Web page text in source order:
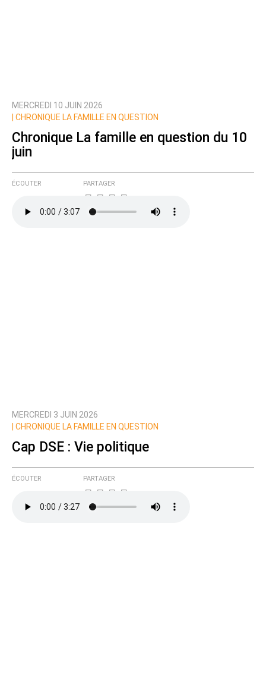
MERCREDI 10 JUIN 2026
CHRONIQUE LA FAMILLE EN QUESTION
Chronique La famille en question du 10
juin
ÉCOUTER PARTAGER
MERCREDI 3 JUIN 2026
CHRONIQUE LA FAMILLE EN QUESTION
Cap DSE : Vie politique
ÉCOUTER PARTAGER